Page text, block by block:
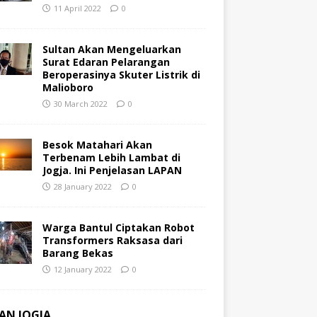
11 April 2022 0
Sultan Akan Mengeluarkan
Surat Edaran Pelarangan
Beroperasinya Skuter Listrik di
Malioboro
30 March 2022 0
Besok Matahari Akan
Terbenam Lebih Lambat di
Jogja. Ini Penjelasan LAPAN
28 January 2022 0
Warga Bantul Ciptakan Robot
Transformers Raksasa dari
Barang Bekas
12 January 2022 0